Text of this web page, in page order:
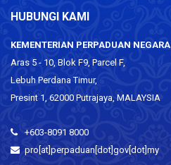
HUBUNGI KAMI
KEMENTERIAN PERPADUAN NEGARA
Aras 5 - 10, Blok F9, Parcel F,
Lebuh Perdana Timur,
Presint 1, 62000 Putrajaya, MALAYSIA
+603-8091 8000
pro[at]perpaduan[dot]gov[dot]my